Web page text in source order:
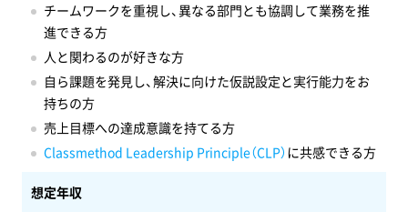
チームワークを重視し、異なる部門とも協調して業務を推
進できる方
人と関わるのが好きな方
自ら課題を発見し、解決に向けた仮説設定と実行能力をお
持ちの方
売上目標への達成意識を持てる方
Classmethod Leadership Principle（CLP） に共感できる方
想定年収